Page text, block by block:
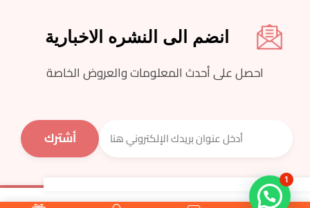
انضم الى النشره الاخبارية
احصل على أحدث المعلومات والعروض الخاصة
1